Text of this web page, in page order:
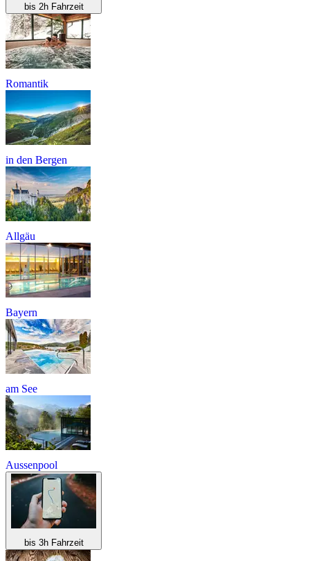
bis 2h Fahrzeit
Romantik
in den Bergen
Allgäu
Bayern
am See
Aussenpool
bis 3h Fahrzeit